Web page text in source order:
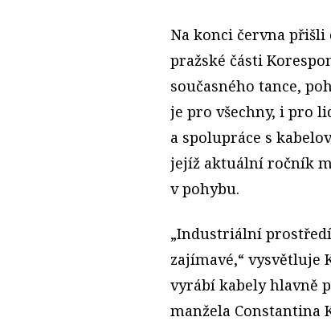
Na konci června
pražské části
současného tance,
je pro všechny, i pro
a spolupráce s
jejíž aktuální ročník
v pohybu.
„Industriální
zajímavé,“ vysvětluje
vyrábí kabely hlavně
manžela Constantina